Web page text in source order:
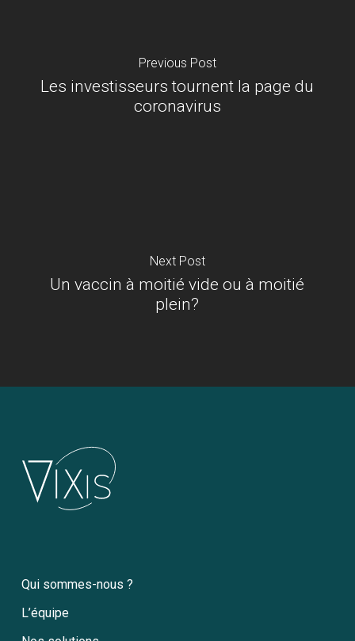
Previous Post
Les investisseurs tournent la page du
coronavirus
Next Post
Un vaccin à moitié vide ou à moitié
plein?
Qui sommes-nous ?
L’équipe